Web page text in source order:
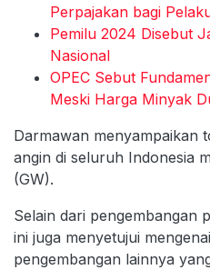
Perpajakan bagi
Pemilu 2024 Disebut
Nasional
OPEC Sebut
Meski Harga Minyak
Darmawan menyampaikan
angin di seluruh Indonesia
(GW).
Selain dari pengembangan
ini juga menyetujui
pengembangan lainnya